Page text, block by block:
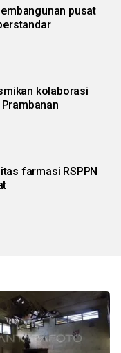
pusat
kolaborasi
farmasi RSPPN